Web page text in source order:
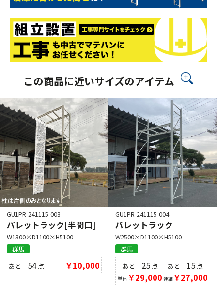
この商品に近いサイズのアイテム
GU1PR-241115-003
パレットラック[半間口]
W1300×D1100×H5100
群馬
あと 54点 ￥10,000
GU1PR-241115-004
パレットラック
W2500×D1100×H5100
群馬
あと 25点
単体 ￥29,000
あと 15 点
連結￥27,000